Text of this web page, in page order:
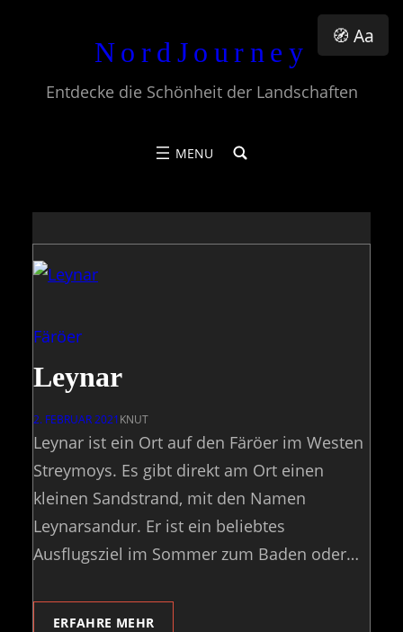
NordJourney
Entdecke die Schönheit der Landschaften
Färöer
Leynar
2. FEBRUAR 2021KNUT
Leynar ist ein Ort auf den Färöer im Westen
Streymoys. Es gibt direkt am Ort einen
kleinen Sandstrand, mit den Namen
Leynarsandur. Er ist ein beliebtes
Ausflugsziel im Sommer zum Baden oder…
ERFAHRE MEHR
🧭 Aa